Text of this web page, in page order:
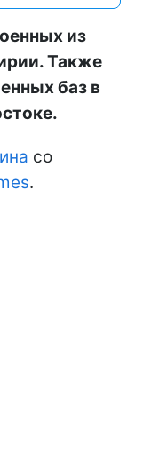
из
Также
баз в
со
.